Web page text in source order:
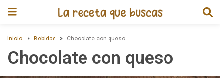
Inicio Bebidas Chocolate con queso
Chocolate con queso